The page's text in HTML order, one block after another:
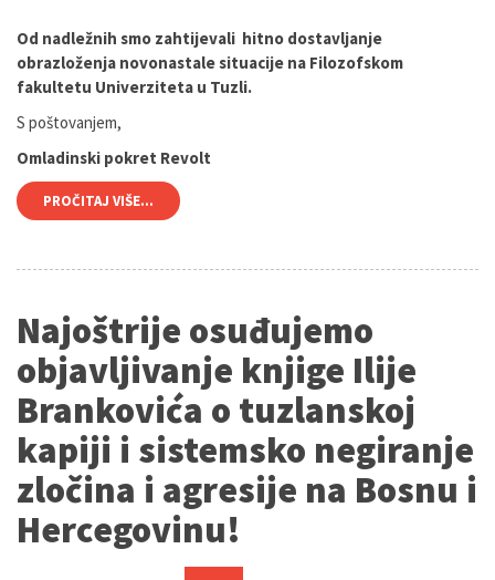
Od nadležnih smo zahtijevali hitno dostavljanje
obrazloženja novonastale situacije na Filozofskom
fakultetu Univerziteta u Tuzli.
S poštovanjem,
Omladinski pokret Revolt
PROČITAJ VIŠE...
Najoštrije osuđujemo
objavljivanje knjige Ilije
Brankovića o tuzlanskoj
kapiji i sistemsko negiranje
zločina i agresije na Bosnu i
Hercegovinu!